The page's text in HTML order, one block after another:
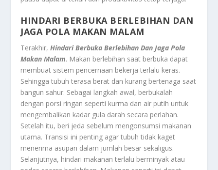
HINDARI BERBUKA BERLEBIHAN DAN
JAGA POLA MAKAN MALAM
Terakhir,Hindari Berbuka Berlebihan Dan Jaga Pola
Makan Malam. Makan berlebihan saat berbuka dapat
membuat sistem pencernaan bekerja terlalu keras.
Sehingga tubuh terasa berat dan kurang bertenaga saat
bangun sahur. Sebagai langkah awal, berbukalah
dengan porsi ringan seperti kurma dan air putih untuk
mengembalikan kadar gula darah secara perlahan.
Setelah itu, beri jeda sebelum mengonsumsi makanan
utama. Transisi ini penting agar tubuh tidak kaget
menerima asupan dalam jumlah besar sekaligus.
Selanjutnya, hindari makanan terlalu berminyak atau